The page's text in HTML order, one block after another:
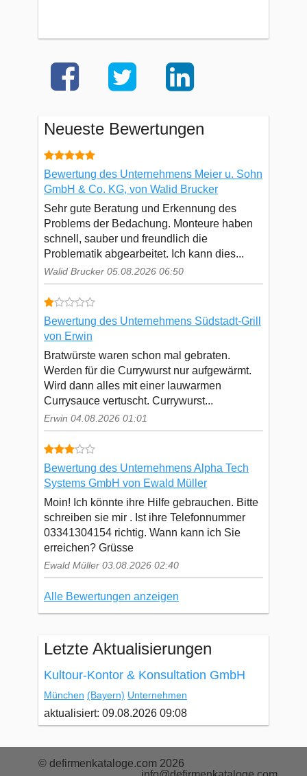
Neueste Bewertungen
Bewertung des Unternehmens Meier u. Sohn
GmbH & Co. KG, von Walid Brucker
Sehr gute Beratung und Erkennung des
Problems der Bedachung. Monteure haben
schnell, sauber und freundlich die
Problematik abgearbeitet. Ich kann dies...
Walid Brucker 05.08.2026 06:50
Bewertung des Unternehmens Südstadt-Grill
von Erwin
Bratwürste waren schon mal gebraten.
Werden für die Currywurst nur aufgewärmt.
Wird dann alles mit einer lauwarmen
Currysauce vertuscht. Currywurst...
Erwin 04.08.2026 01:01
Bewertung des Unternehmens Alpha Tech
Systems GmbH von Ewald Müller
Moin! Ich könnte ihre Hilfe gebrauchen. Bitte
schreiben sie mir . Ist ihre Telefonnummer
03341304154 richtig. Wann kann ich Sie
erreichen? Grüsse
Ewald Müller 03.08.2026 02:40
Alle Bewertungen anzeigen
Letzte Aktualisierungen
Kultour-Kontor & Konsultation GmbH
München (Bayern) Unternehmen
aktualisiert: 09.08.2026 09:08
© defirmenkataloge.com 2026